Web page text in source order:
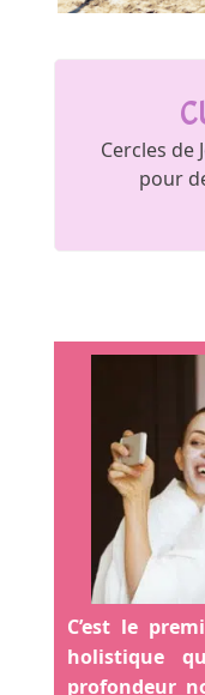
Cercles de
pour
C’est le
holistique
profondeur